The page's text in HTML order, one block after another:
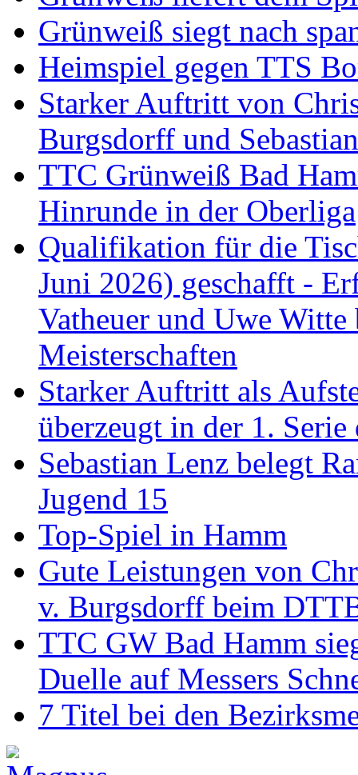
Grünweiß siegt nach
Heimspiel gegen TTS
Starker Auftritt von
Burgsdorff und
TTC Grünweiß Bad
Hinrunde in der Oberliga
Qualifikation für die
Juni 2026) geschafft -
Vatheuer und Uwe Witte
Meisterschaften
Starker Auftritt als
überzeugt in der 1.
Sebastian Lenz belegt
Jugend 15
Top-Spiel in Hamm
Gute Leistungen von
v. Burgsdorff beim
TTC GW Bad Hamm
Duelle auf Messers
7 Titel bei den